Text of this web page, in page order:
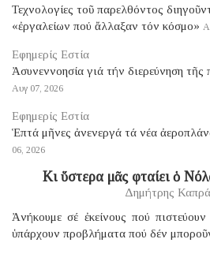
Τεχνολογίες τοῦ παρελθόντος
«ἐργαλείων πού ἄλλαξαν τόν κόσμο»
Εφημερίς Εστία
Ἀσυνεννοησία γιά τήν διερεύνηση
Αυγ 07, 2026
Εφημερίς Εστία
Ἑπτά μῆνες ἀνενεργά τά νέα
06, 2026
Κι ὕστερα μᾶς φταίει ὁ
Δημήτρης
Ἀνήκουμε σέ ἐκείνους πού
ὑπάρχουν προβλήματα πού δέν